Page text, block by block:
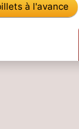
à l'avance